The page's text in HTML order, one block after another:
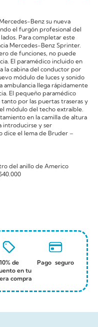
Benz su nueva
el furgón profesional del
Para completar este
Mercedes-Benz Sprinter.
de funciones, no puede
El paramédico incluido en
la cabina del conductor por
módulo de luces y sonido
ambulancia llega rápidamente
El pequeño paramédico
por las puertas traseras y
módulo del techo extraíble.
en la camilla de altura
introducirse y ser
dice el lema de Bruder –
del anillo de Americo
10% de
en tu
compra
Pago seguro